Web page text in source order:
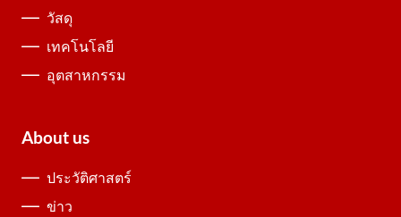
วัสดุ
เทคโนโลยี
อุตสาหกรรม
About us
ประวัติศาสตร์
ข่าว